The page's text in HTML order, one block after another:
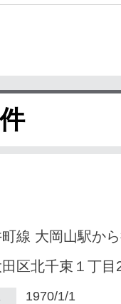
線 大岡山駅か
区北千束１丁目
1970/1/1